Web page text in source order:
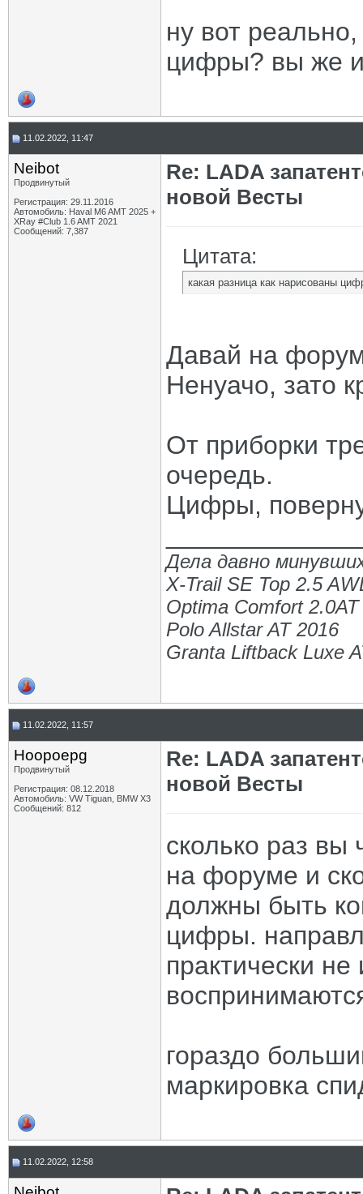
ну вот
цифры? вы же
11.02.2022, 11:47
Neibot
Продвинутый
Регистрация: 29.11.2016
Автомобиль: Haval M6 AMT 2025 +
XRay #Club 1.6 AMT 2021
Сообщений: 7,387
Re: LADA
новой Весты
Цитата:
какая разница как нарисованы
Давай на
Ненуачо, зато
От приборки
очередь.
Цифры,
Дела давно
X-Trail SE Top 2.5
Optima Comfort
Polo Allstar AT 2016
Granta Liftback Luxe
11.02.2022, 11:57
Hoopoepg
Продвинутый
Регистрация: 08.12.2018
Автомобиль: VW Tiguan, BMW X3
Сообщений: 812
Re: LADA
новой Весты
сколько раз вы
на форуме и
должны быть
цифры.
практически
гораздо
маркировка
11.02.2022, 12:58